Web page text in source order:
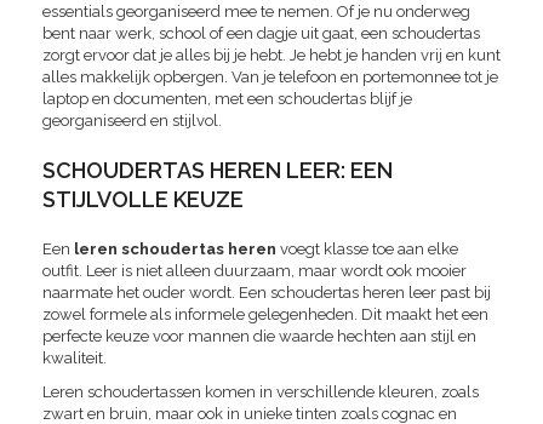
essentials georganiseerd mee te nemen. Of je nu onderweg
bent naar werk, school of een dagje uit gaat, een schoudertas
zorgt ervoor dat je alles bij je hebt. Je hebt je handen vrij en kunt
alles makkelijk opbergen. Van je telefoon en portemonnee tot je
laptop en documenten, met een schoudertas blijf je
georganiseerd en stijlvol.
SCHOUDERTAS HEREN LEER: EEN
STIJLVOLLE KEUZE
Een leren schoudertas heren voegt klasse toe aan elke
outfit. Leer is niet alleen duurzaam, maar wordt ook mooier
naarmate het ouder wordt. Een schoudertas heren leer past bij
zowel formele als informele gelegenheden. Dit maakt het een
perfecte keuze voor mannen die waarde hechten aan stijl en
kwaliteit.
Leren schoudertassen komen in verschillende kleuren, zoals
zwart en bruin, maar ook in unieke tinten zoals cognac en